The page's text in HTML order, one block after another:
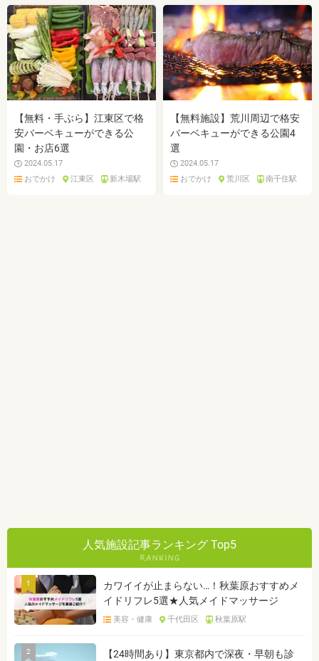
【無料・手ぶら】江東区で格
安バーベキューができる公
園・お店6選
2024.05.17
おでかけ
江東区 新木場駅
【無料施設】荒川周辺で格安
バーベキューができる公園4
選
2024.05.17
おでかけ
荒川区 南千住駅
人気施設記事ランキング Top5
1
カワイイが止まらない…！秋葉原おすすめメ
イドリフレ5選★人気メイドマッサージ
美容・健康 千代田区 秋葉原駅
2
【24時間あり】東京都内で深夜・早朝も診